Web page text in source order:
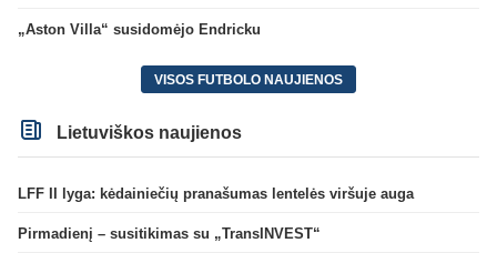
„Aston Villa“ susidomėjo Endricku
VISOS FUTBOLO NAUJIENOS
Lietuviškos naujienos
LFF II lyga: kėdainiečių pranašumas lentelės viršuje auga
Pirmadienį – susitikimas su „TransINVEST“